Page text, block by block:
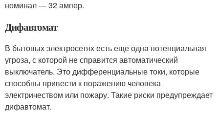
номинал — 32 ампер.
Дифавтомат
В бытовых электросетях есть еще одна потенциальная
угроза, с которой не справится автоматический
выключатель. Это дифференциальные токи, которые
способны привести к поражению человека
электричеством или пожару. Такие риски предупреждает
дифавтомат.